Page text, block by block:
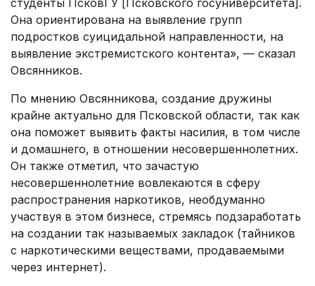
студенты ПсковГУ [Псковского госуниверситета].
Она ориентирована на выявление групп
подростков суицидальной направленности, на
выявление экстремистского контента», — сказал
Овсянников.
По мнению Овсянникова, создание дружины
крайне актуально для Псковской области, так как
она поможет выявить факты насилия, в том числе
и домашнего, в отношении несовершеннолетних.
Он также отметил, что зачастую
несовершеннолетние вовлекаются в сферу
распространения наркотиков, необдуманно
участвуя в этом бизнесе, стремясь подзаработать
на создании так называемых закладок (тайников
с наркотическими веществами, продаваемыми
через интернет).